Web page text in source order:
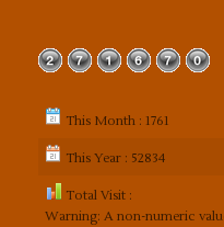
This Month : 1761
This Year : 52834
Total Visit :
Warning: A non-numeric